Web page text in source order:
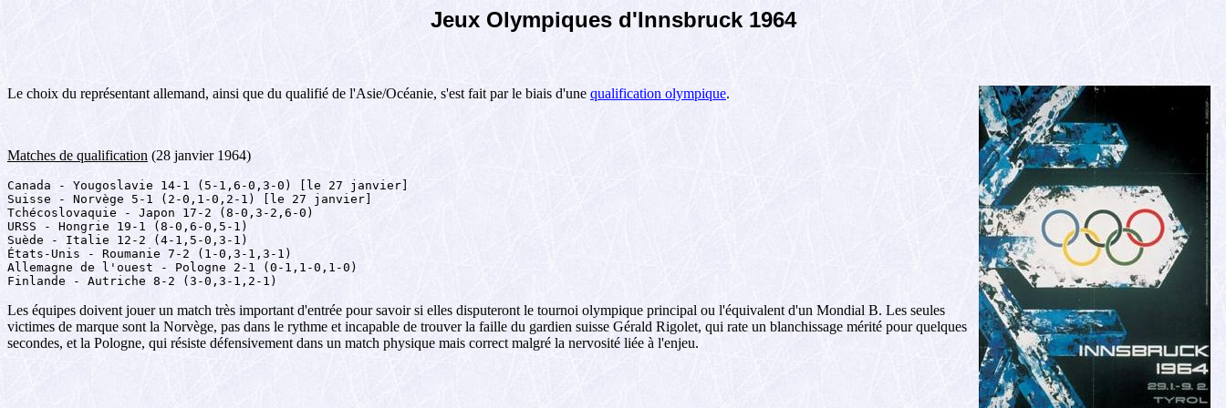
Jeux Olympiques d'Innsbruck 1964
Le choix du représentant allemand, ainsi que du qualifié de l'Asie/Océanie, s'est fait par le biais d'une qualification olympique.
Matches de qualification (28 janvier 1964)
Canada - Yougoslavie 14-1 (5-1,6-0,3-0) [le 27 janvier]
Suisse - Norvège 5-1 (2-0,1-0,2-1) [le 27 janvier]
Tchécoslovaquie - Japon 17-2 (8-0,3-2,6-0)
URSS - Hongrie 19-1 (8-0,6-0,5-1)
Suède - Italie 12-2 (4-1,5-0,3-1)
États-Unis - Roumanie 7-2 (1-0,3-1,3-1)
Allemagne de l'ouest - Pologne 2-1 (0-1,1-0,1-0)
Finlande - Autriche 8-2 (3-0,3-1,2-1)
Les équipes doivent jouer un match très important d'entrée pour savoir si elles disputeront le tournoi olympique principal ou l'équivalent d'un Mondial B. Les seules
victimes de marque sont la Norvège, pas dans le rythme et incapable de trouver la faille du gardien suisse Gérald Rigolet, qui rate un blanchissage mérité pour quelques
secondes, et la Pologne, qui résiste défensivement dans un match physique mais correct malgré la nervosité liée à l'enjeu.